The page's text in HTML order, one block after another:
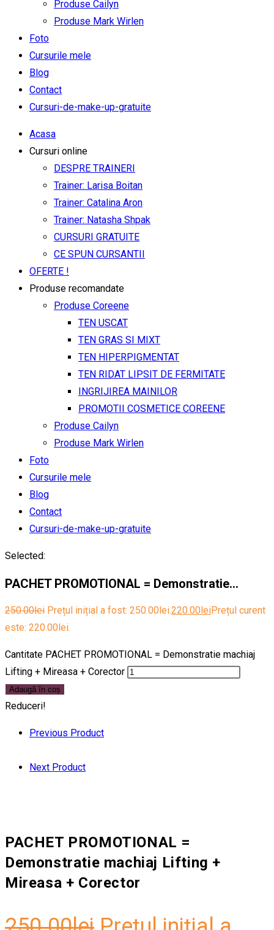
Produse Cailyn
Produse Mark Wirlen
Foto
Cursurile mele
Blog
Contact
Cursuri-de-make-up-gratuite
Acasa
Cursuri online
DESPRE TRAINERI
Trainer: Larisa Boitan
Trainer: Catalina Aron
Trainer: Natasha Shpak
CURSURI GRATUITE
CE SPUN CURSANTII
OFERTE !
Produse recomandate
Produse Coreene
TEN USCAT
TEN GRAS SI MIXT
TEN HIPERPIGMENTAT
TEN RIDAT LIPSIT DE FERMITATE
INGRIJIREA MAINILOR
PROMOTII COSMETICE COREENE
Produse Cailyn
Produse Mark Wirlen
Foto
Cursurile mele
Blog
Contact
Cursuri-de-make-up-gratuite
Selected:
PACHET PROMOTIONAL = Demonstratie…
250.00lei Prețul inițial a fost: 250.00lei.220.00 leiPrețul curent
este: 220.00lei.
Cantitate PACHET PROMOTIONAL = Demonstratie machiaj
Lifting + Mireasa + Corector
Adaugă în coș
Reduceri!
Previous Product
Next Product
PACHET PROMOTIONAL =
Demonstratie machiaj Lifting +
Mireasa + Corector